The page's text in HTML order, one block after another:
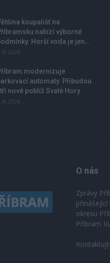
koupališť na
nabízí výborné
Horší voda je jen...
8. 2026
modernizuje
automaty. Přibudou
nové poblíž Svaté Hory
8. 2026
O nás
Zprávy
okresu
Příbram